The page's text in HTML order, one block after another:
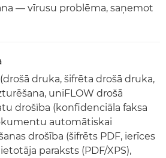
— vīrusu problēma, saņemot
druka, šifrēta drošā druka,
uniFLOW drošā
drošība (konfidenciāla faksa
automātiskai
drošība (šifrēts PDF, ierīces
paraksts (PDF/XPS),